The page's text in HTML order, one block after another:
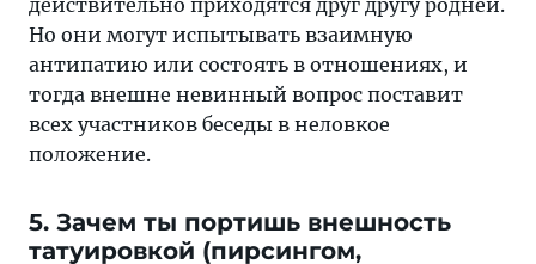
Но они могут испытывать взаимную
антипатию или состоять в отношениях, и
тогда внешне невинный вопрос поставит
всех участников беседы в неловкое
положение.
5. Зачем ты портишь внешность
татуировкой (пирсингом,